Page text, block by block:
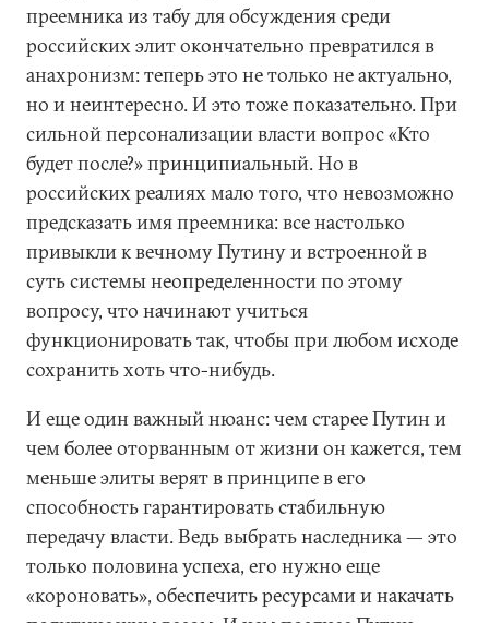
преемника из табу для обсуждения среди
российских элит окончательно превратился в
анахронизм: теперь это не только не актуально,
но и неинтересно. И это тоже показательно. При
сильной персонализации власти вопрос «Кто
будет после?» принципиальный. Но в
российских реалиях мало того, что невозможно
предсказать имя преемника: все настолько
привыкли к вечному Путину и встроенной в
суть системы неопределенности по этому
вопросу, что начинают учиться
функционировать так, чтобы при любом исходе
сохранить хоть что-нибудь.
И еще один важный нюанс: чем старее Путин и
чем более оторванным от жизни он кажется, тем
меньше элиты верят в принципе в его
способность гарантировать стабильную
передачу власти. Ведь выбрать наследника — это
только половина успеха, его нужно еще
«короновать», обеспечить ресурсами и накачать